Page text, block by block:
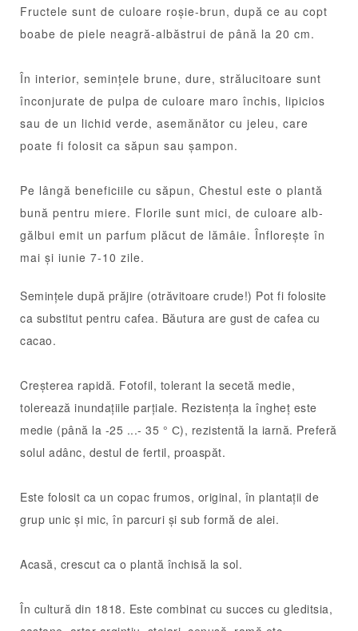
Fructele sunt de culoare roșie-brun, după ce au copt
boabe de piele neagră-albăstrui de până la 20 cm.
În interior, semințele brune, dure, strălucitoare sunt
înconjurate de pulpa de culoare maro închis, lipicios
sau de un lichid verde, asemănător cu jeleu, care
poate fi folosit ca săpun sau șampon.
Pe lângă beneficiile cu săpun, Chestul este o plantă
bună pentru miere. Florile sunt mici, de culoare alb-
gălbui emit un parfum plăcut de lămâie. Înflorește în
mai și iunie 7-10 zile.
Semințele după prăjire (otrăvitoare crude!) Pot fi folosite
ca substitut pentru cafea. Băutura are gust de cafea cu
cacao.
Creșterea rapidă. Fotofil, tolerant la secetă medie,
tolerează inundațiile parțiale. Rezistența la îngheț este
medie (până la -25 ...- 35 ° С), rezistentă la iarnă. Preferă
solul adânc, destul de fertil, proaspăt.
Este folosit ca un copac frumos, original, în plantații de
grup unic și mic, în parcuri și sub formă de alei.
Acasă, crescut ca o plantă închisă la sol.
În cultură din 1818. Este combinat cu succes cu gleditsia,